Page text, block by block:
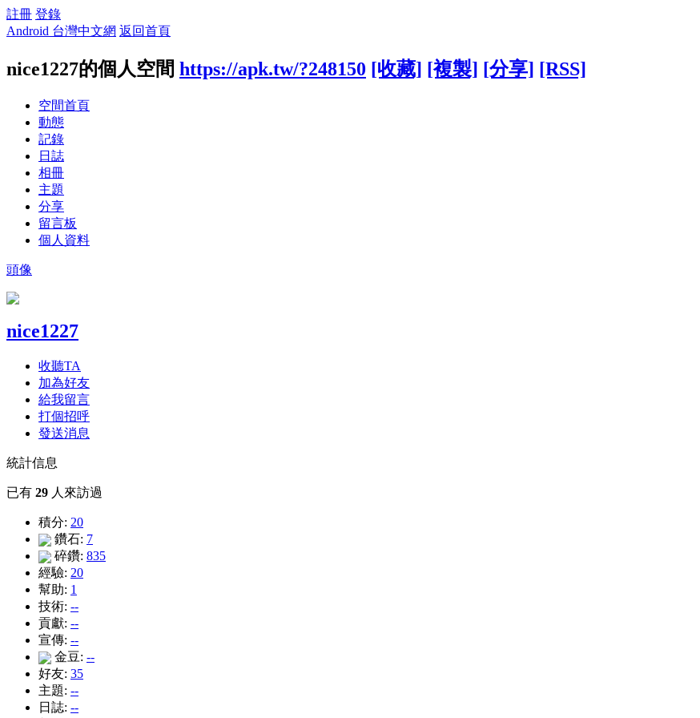
註冊 登錄
Android 台灣中文網 返回首頁
nice1227的個人空間 https://apk.tw/?248150 [收藏] [複製] [分享] [RSS]
空間首頁
動態
記錄
日誌
相冊
主題
分享
留言板
個人資料
頭像
nice1227
收聽TA
加為好友
給我留言
打個招呼
發送消息
統計信息
已有 29 人來訪過
積分: 20
鑽石: 7
碎鑽: 835
經驗: 20
幫助: 1
技術: --
貢獻: --
宣傳: --
金豆: --
好友: 35
主題: --
日誌: --